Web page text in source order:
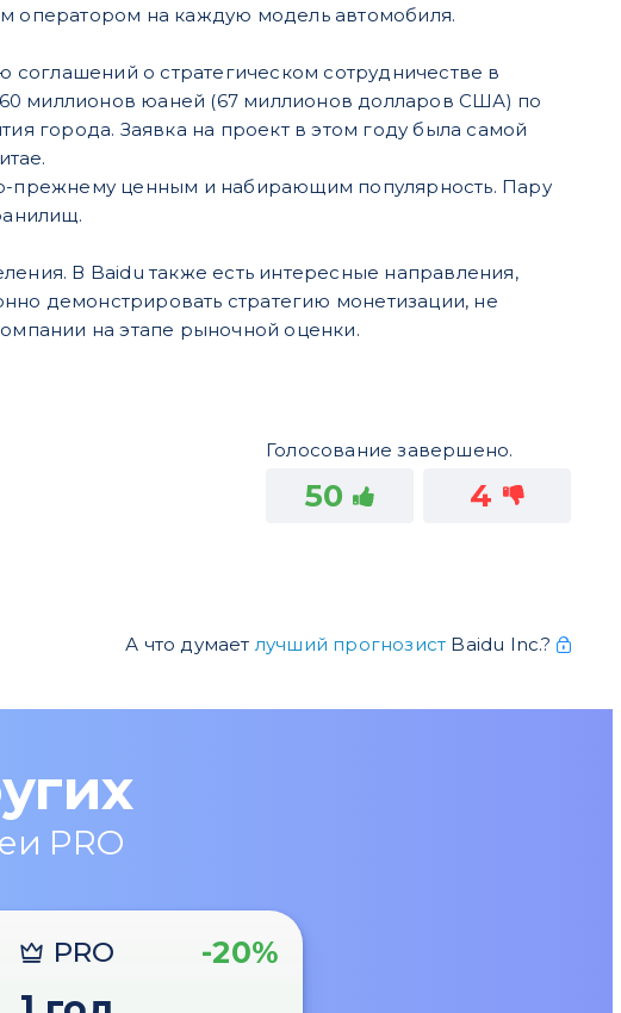
оператором на каждую модель автомобиля.
о стратегическом сотрудничестве в
миллионов юаней (67 миллионов долларов США) по
города. Заявка на проект в этом году была самой
прежнему ценным и набирающим популярность. Пару
В Baidu также есть интересные направления,
демонстрировать стратегию монетизации, не
на этапе рыночной оценки.
Голосование завершено.
50 4
А что думает лучший прогнозист Baidu Inc.?
PRO
PRO -20%